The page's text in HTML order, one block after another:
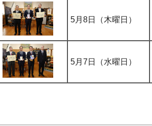
5月8日（木曜日）
5月7日（水曜日）